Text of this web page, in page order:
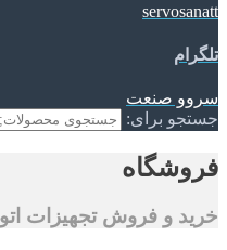
servosanatt
تلگرام
سروو صنعت
جستجو برای:
فروشگاه
خرید و فروش تجهیزات